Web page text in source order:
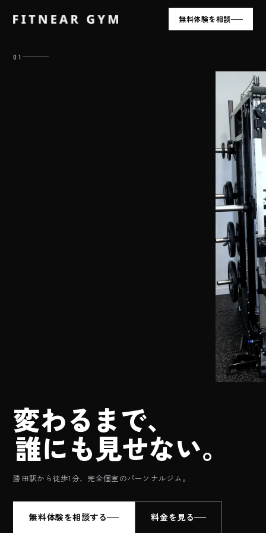
無料体験を相談
01
変わるまで、
誰にも見せない。
勝田駅から徒歩1分、 完全個室のパーソナルジム。
無料体験を相談する 料金を見る